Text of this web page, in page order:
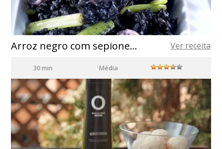
Arroz negro com sepionet e cebolinha fresca Ver receita
30 min Média